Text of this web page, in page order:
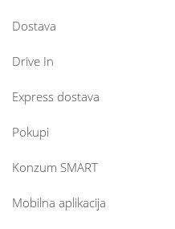
Dostava
Drive In
Express dostava
Pokupi
Konzum SMART
Mobilna aplikacija